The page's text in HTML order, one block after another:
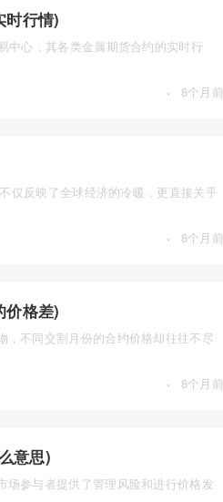
时行情)
中心，其各类金属期货合约的实时行
· 8个月前
仅反映了全球经济的冷暖，更直接关乎
· 8个月前
价格差)
，不同交割月份的合约价格却往往不尽
· 8个月前
意思)
场参与者提供了管理风险和进行价格发